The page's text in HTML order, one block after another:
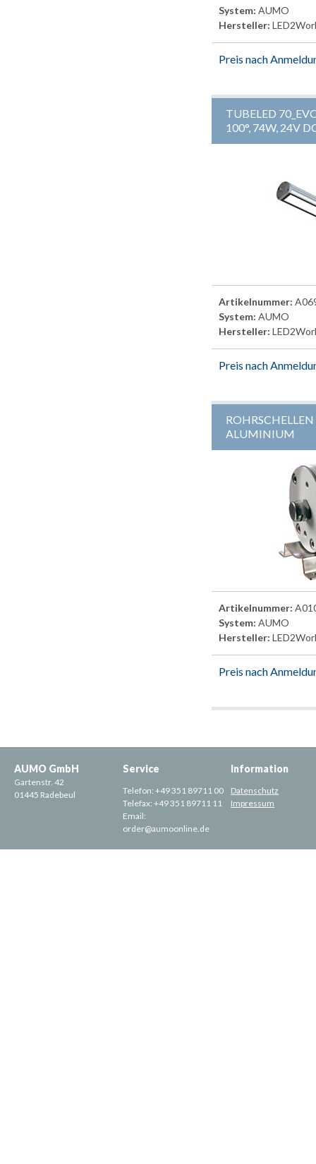
System: AUMO
Hersteller:
Preis nach
TUBELED
100°, 74W, 24V
Artikelnummer:
System: AUMO
Hersteller:
Preis nach
ALUMINIUM
Artikelnummer:
System: AUMO
Hersteller:
Preis nach
AUMO GmbH
Gartenstr. 42
01445 Radebeul
Service
Telefon: +49 351 89711 00
Telefax: +49 351 89711 11
Email:
order@aumoonline.de
Information
Datenschutz
Impressum